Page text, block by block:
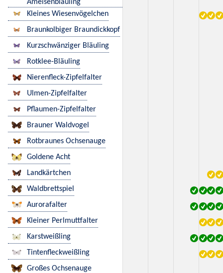
Ameisenbläuling
Kleines Wiesenvögelchen
Braunkolbiger Braundickkopf
Kurzschwänziger Bläuling
Rotklee-Bläuling
Nierenfleck-Zipfelfalter
Ulmen-Zipfelfalter
Pflaumen-Zipfelfalter
Brauner Waldvogel
Rotbraunes Ochsenauge
Goldene Acht
Landkärtchen
Waldbrettspiel
Aurorafalter
Kleiner Perlmuttfalter
Karstweißling
Tintenfleckweißling
Großes Ochsenauge